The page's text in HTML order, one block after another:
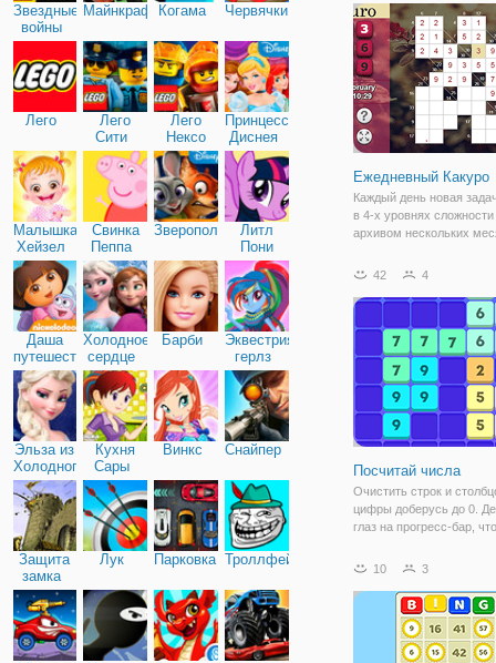
Звездные
войны
МайнкрафтКогама Червячки
Лего
Лего
Сити
Лего
Нексо
Найтс
Принцессы
Диснея
Малышка
Хейзел
Свинка
Пеппа
Зверополис
Литл
Пони
Дружба
Даша
путешественница
Холодное
сердце
Барби
Эквестрия
герлз
Эльза из
Холодного
сердца
Кухня
Сары
Винкс Снайпер
Защита
замка
Лук Парковка Троллфейс
можете продолжать
Ежедневный Какуро
Каждый день новая
в 4-х уровнях сложности
архивом нескольких
какуро: цифры (1 - 9)
ключ.
42 4
Посчитай числа
Очистить строк и
цифры доберусь до 0.
глаз на прогресс-бар,
бонусы!
10 3